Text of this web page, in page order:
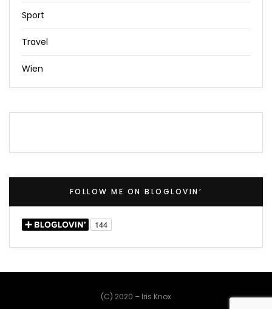
Sport
Travel
Wien
FOLLOW ME ON BLOGLOVIN’
(C) 2020 – Iris Knox